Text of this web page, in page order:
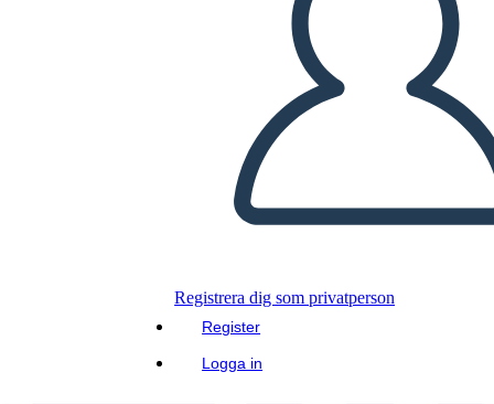
Registrera dig som privatperson
Register
Logga in
SPELA UPP BILDSPEL
LÄS FÖR MIG